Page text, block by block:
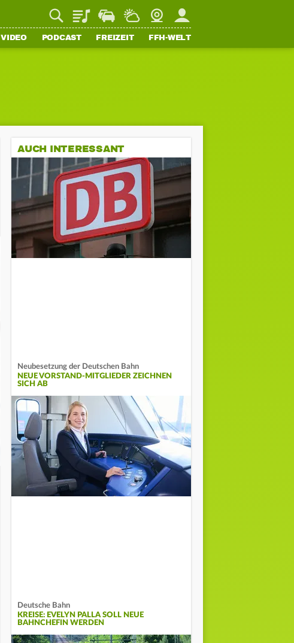
PlaylistStaupilotWetterWebcamMein FFH
VIDEO PODCAST FREIZEIT FFH-WELT
AUCH INTERESSANT
Neubesetzung der Deutschen Bahn
NEUE VORSTAND-MITGLIEDER ZEICHNEN
SICH AB
Deutsche Bahn
KREISE: EVELYN PALLA SOLL NEUE
BAHNCHEFIN WERDEN